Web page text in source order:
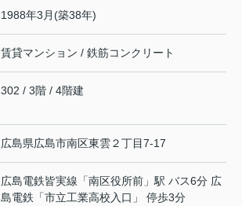
1988年3月(築38年)
賃貸マンション / 鉄筋コンクリート
302 / 3階 / 4階建
広島県広島市南区東雲２丁目7-17
広島電鉄皆実線 「南区役所前 」駅 バス6分 広
島電鉄「市立工業高校入口」 停歩3分